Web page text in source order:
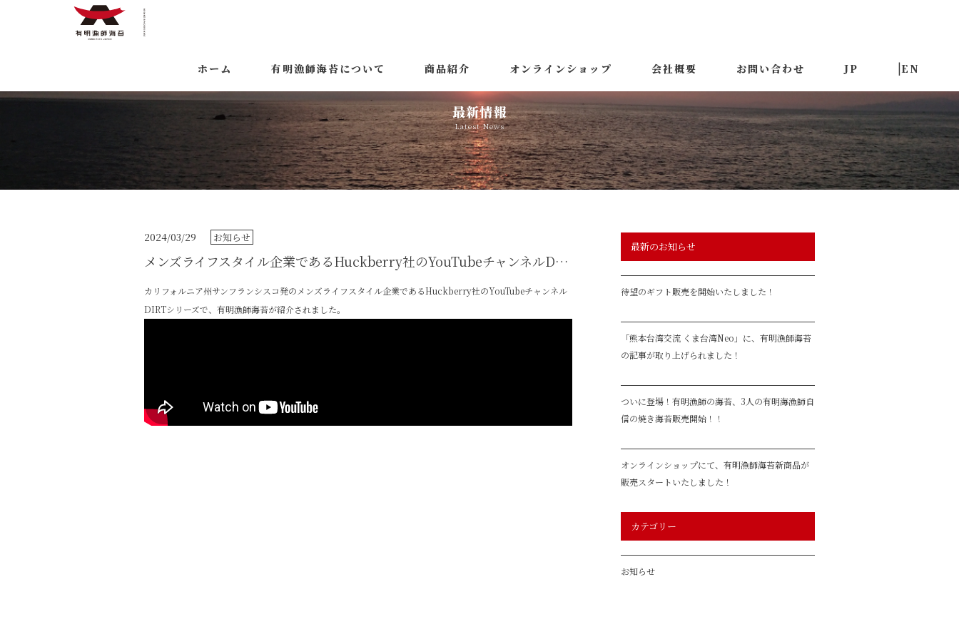
ホーム 有明漁師海苔について 商品紹介 オンラインショップ 会社概要 お問い合わせ JP |EN
最新情報
Latest News
2024/03/29 お知らせ
メンズライフスタイル企業であるHuckberry社のYouTubeチャンネルDIRTシリーズで、有明漁師海苔が紹介されました。
カリフォルニア州サンフランシスコ発のメンズライフスタイル企業であるHuckberry社のYouTubeチャンネル
DIRTシリーズで、有明漁師海苔が紹介されました。
最新のお知らせ
待望のギフト販売を開始いたしました！
「熊本台湾交流 くま台湾Neo」に、有明漁師海苔
の記事が取り上げられました！
ついに登場！有明漁師の海苔、3人の有明海漁師自
信の焼き海苔販売開始！！
オンラインショップにて、有明漁師海苔新商品が
販売スタートいたしました！
カテゴリー
お知らせ